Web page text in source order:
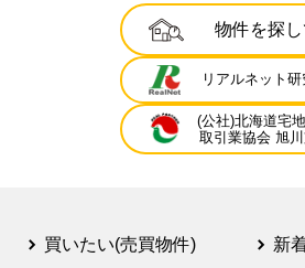
物件を探し
リアルネット
(公社)北海道宅
取引業協会 旭
買いたい(売買物件)
新